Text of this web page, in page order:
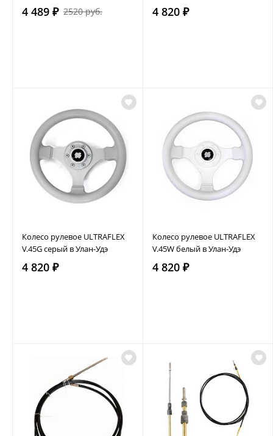
4 489 ₽ 2520 руб. 4 820 ₽
Колесо рулевое ULTRAFLEX
V.45G серый в Улан-Удэ
4 820 ₽
Колесо рулевое ULTRAFLEX
V.45W белый в Улан-Удэ
4 820 ₽